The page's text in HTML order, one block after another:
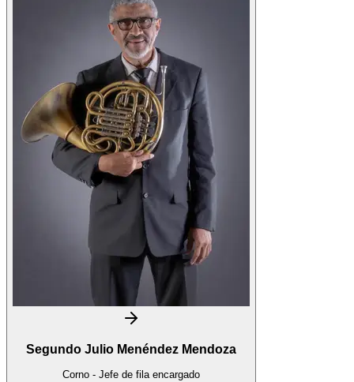
Segundo Julio Menéndez Mendoza
Corno - Jefe de fila encargado